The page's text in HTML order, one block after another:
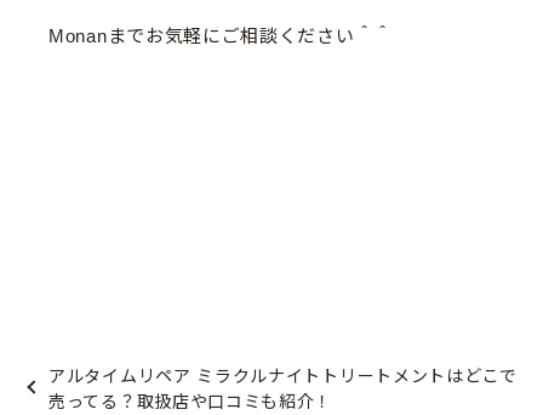
Monanまでお気軽にご相談ください＾＾
アルタイムリペア ミラクルナイトトリートメントはどこで
売ってる？取扱店や口コミも紹介！